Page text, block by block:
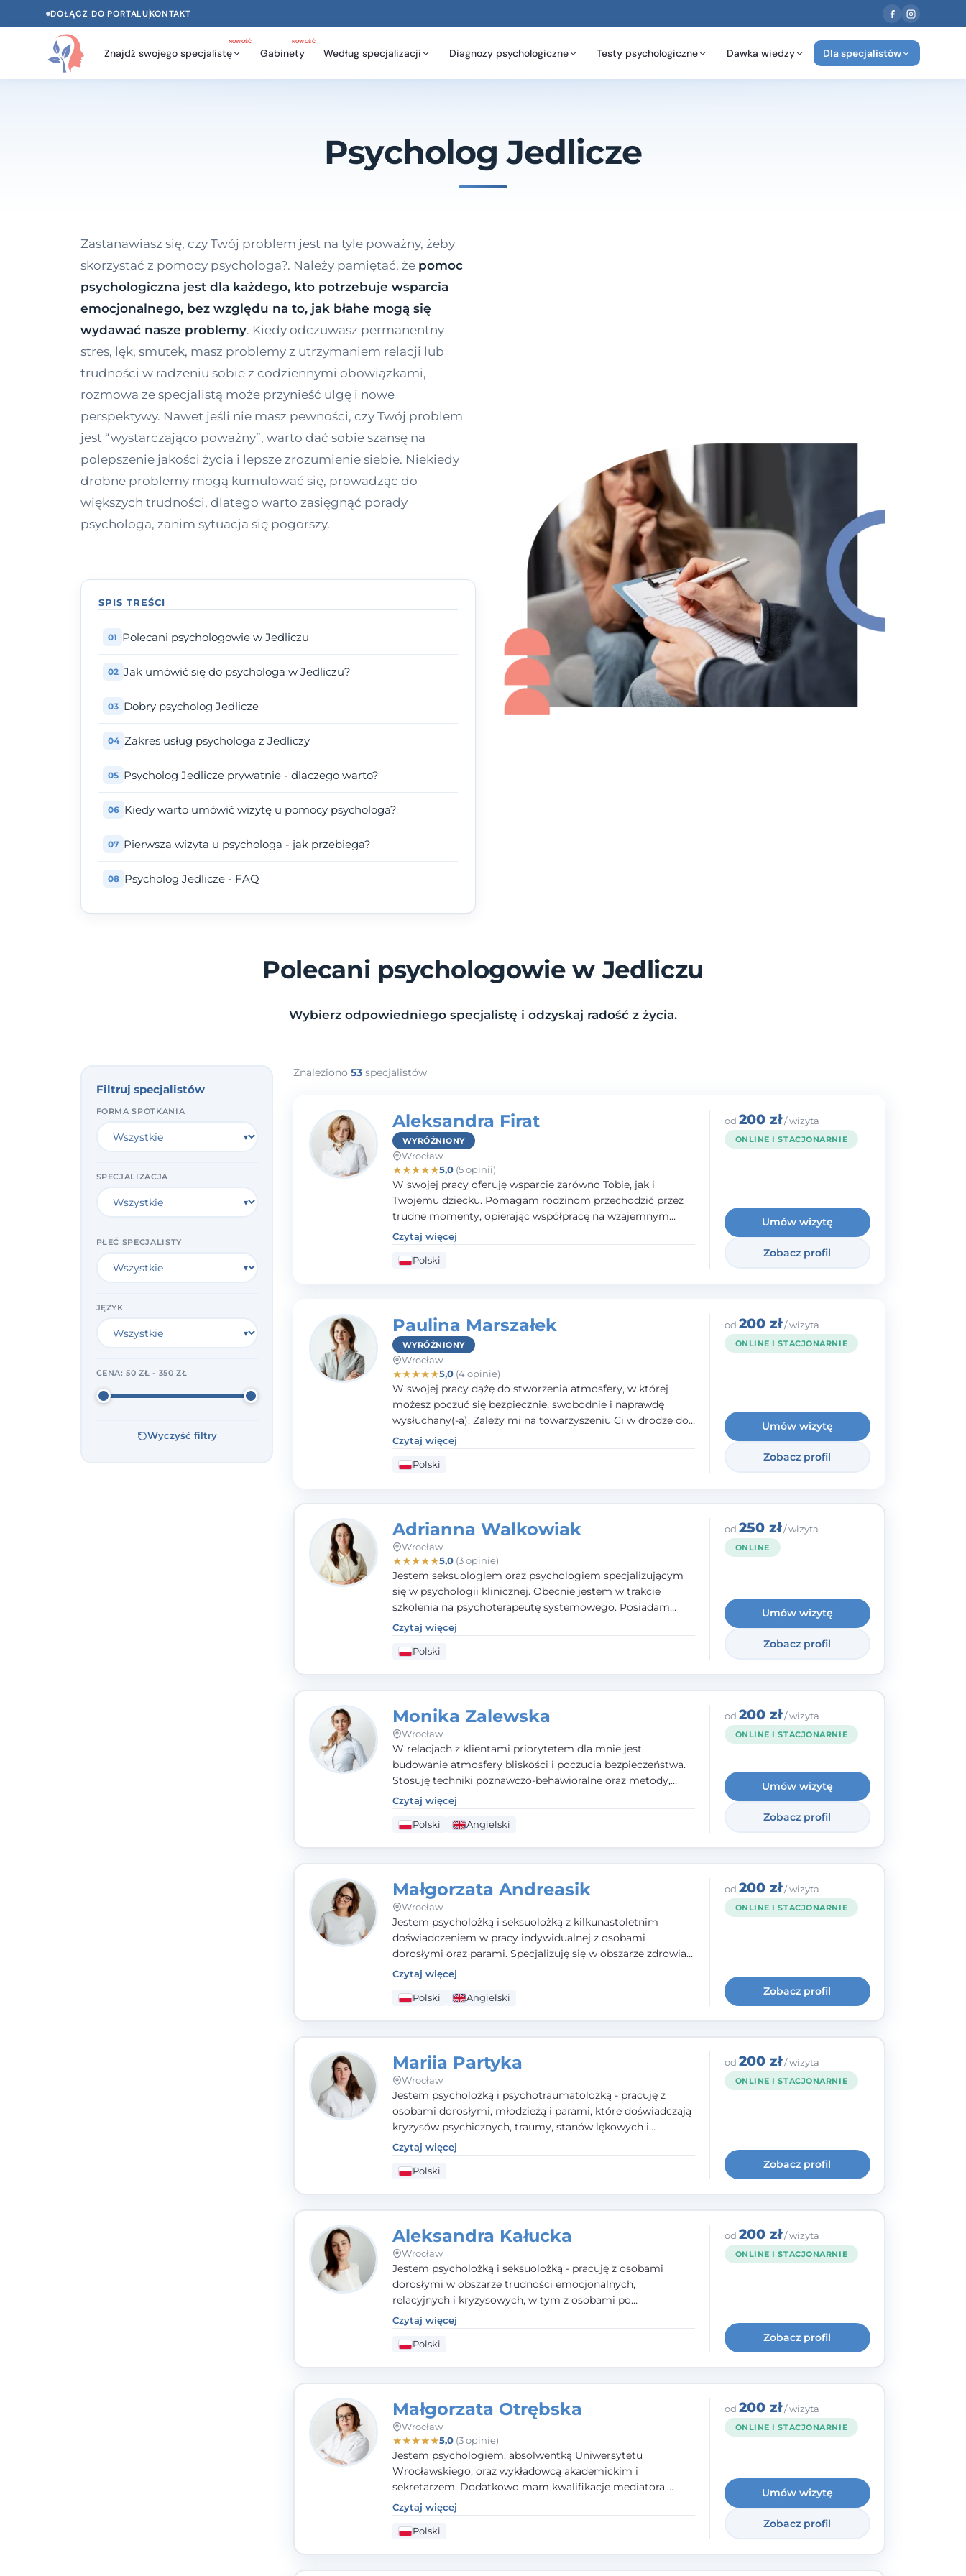
DOŁĄCZ DO PORTALUKONTAKT
Znajdź swojego specjalistę
NOWOŚĆ
Gabinety
NOWOŚĆ
Według specjalizacji Diagnozy psychologiczne Testy psychologiczne Dawka wiedzy Dla specjalistów
Psycholog Jedlicze
Zastanawiasz się, czy Twój problem jest na tyle poważny, żeby
skorzystać z pomocy psychologa?. Należy pamiętać, że pomoc
psychologiczna jest dla każdego, kto potrzebuje wsparcia
emocjonalnego, bez względu na to, jak błahe mogą się
wydawać nasze problemy. Kiedy odczuwasz permanentny
stres, lęk, smutek, masz problemy z utrzymaniem relacji lub
trudności w radzeniu sobie z codziennymi obowiązkami,
rozmowa ze specjalistą może przynieść ulgę i nowe
perspektywy. Nawet jeśli nie masz pewności, czy Twój problem
jest “wystarczająco poważny”, warto dać sobie szansę na
polepszenie jakości życia i lepsze zrozumienie siebie. Niekiedy
drobne problemy mogą kumulować się, prowadząc do
większych trudności, dlatego warto zasięgnąć porady
psychologa, zanim sytuacja się pogorszy.
SPIS TREŚCI
Polecani psychologowie w Jedliczu
Jak umówić się do psychologa w Jedliczu?
Dobry psycholog Jedlicze
Zakres usług psychologa z Jedliczy
Psycholog Jedlicze prywatnie - dlaczego warto?
Kiedy warto umówić wizytę u pomocy psychologa?
Pierwsza wizyta u psychologa - jak przebiega?
Psycholog Jedlicze - FAQ
Polecani psychologowie w Jedliczu
Wybierz odpowiedniego specjalistę i odzyskaj radość z życia.
Filtruj specjalistów
FORMA SPOTKANIA
SPECJALIZACJA
PŁEĆ SPECJALISTY
JĘZYK
CENA:50 ZŁ - 350 ZŁ
Wyczyść filtry
Znaleziono 53 specjalistów
Aleksandra Firat
WYRÓŻNIONY
Wrocław
★★★★★5,0(5 opinii)
W swojej pracy oferuję wsparcie zarówno Tobie, jak i
Twojemu dziecku. Pomagam rodzinom przechodzić przez
trudne momenty, opierając współpracę na wzajemnym
zaufaniu i otwartej komunikacji. Posiadam doświadczenie w
pracy z dziećmi i młodzieżą mierzącymi się z różnorodnymi
trudnościami emocjonalnymi oraz rozwojowymi.
Czytaj więcej
Polski
od 200 zł/ wizyta
ONLINE I STACJONARNIE
Umów wizytę
Zobacz profil
Paulina Marszałek
WYRÓŻNIONY
Wrocław
★★★★★5,0(4 opinie)
W swojej pracy dążę do stworzenia atmosfery, w której
możesz poczuć się bezpiecznie, swobodnie i naprawdę
wysłuchany(-a). Zależy mi na towarzyszeniu Ci w drodze do
większego dobrostanu, lepszego poznania siebie oraz
budowania wartościowych i satysfakcjonujących relacji -
zarówno z innymi, jak i z samym sobą. Możliwość bycia
Czytaj więcej
Polski
od 200 zł/ wizyta
ONLINE I STACJONARNIE
Umów wizytę
Zobacz profil
Adrianna Walkowiak
Wrocław
★★★★★5,0(3 opinie)
Jestem seksuologiem oraz psychologiem specjalizującym
się w psychologii klinicznej. Obecnie jestem w trakcie
szkolenia na psychoterapeutę systemowego. Posiadam
status członka nadzwyczajnego Wielkopolskiego
Towarzystwa Terapii Systemowej oraz należę do Polskiego
Towarzystwa Psychiatrycznego. W mojej pracy na
zasobach.
Czytaj więcej
Polski
od 250 zł/ wizyta
ONLINE
Umów wizytę
Zobacz profil
Monika Zalewska
Wrocław
W relacjach z klientami priorytetem dla mnie jest
budowanie atmosfery bliskości i poczucia bezpieczeństwa.
Stosuję techniki poznawczo-behawioralne oraz metody,
które koncentrują się na rozwiązaniach (TSR). Te polegają na
osiąganiu zamierzonych celów (doprowadzeniu do
rozwiązania trudnych sytuacji) poprzez identyfikowanie i
Czytaj więcej
Polski Angielski
od 200 zł/ wizyta
ONLINE I STACJONARNIE
Umów wizytę
Zobacz profil
Małgorzata Andreasik
Wrocław
Jestem psycholożką i seksuolożką z kilkunastoletnim
doświadczeniem w pracy indywidualnej z osobami
dorosłymi oraz parami. Specjalizuję się w obszarze zdrowia
seksualnego, żałoby, kryzysów życiowych i wypalenia
zawodowego. Pracuję w języku polskim i angielskim, w
podejściu humanistycznym, opartym na partnerstwie i
Czytaj więcej
Polski Angielski
od 200 zł/ wizyta
ONLINE I STACJONARNIE
Zobacz profil
Mariia Partyka
Wrocław
Jestem psycholożką i psychotraumatolożką - pracuję z
osobami dorosłymi, młodzieżą i parami, które doświadczają
kryzysów psychicznych, traumy, stanów lękowych i
trudności relacyjnych. W pracy kieruję się uważnością,
empatią i głębokim szacunkiem dla indywidualnej historii
każdego człowieka. Jestem w trakcie czteroletniej szkoły
Czytaj więcej
Polski
od 200 zł/ wizyta
ONLINE I STACJONARNIE
Zobacz profil
Aleksandra Kałucka
Wrocław
Jestem psycholożką i seksuolożką - pracuję z osobami
dorosłymi w obszarze trudności emocjonalnych,
relacyjnych i kryzysowych, w tym z osobami po
doświadczeniach przemocy. Ukończyłam psychologię
kliniczną oraz studia podyplomowe z interwencji kryzysowej
i seksuologii klinicznej na SWPS we Wrocławiu. W pracy
Czytaj więcej
Polski
od 200 zł/ wizyta
ONLINE I STACJONARNIE
Zobacz profil
Małgorzata Otrębska
Wrocław
★★★★★5,0(3 opinie)
Jestem psychologiem, absolwentką Uniwersytetu
Wrocławskiego, oraz wykładowcą akademickim i
sekretarzem. Dodatkowo mam kwalifikacje mediatora,
specjalizując się w sprawach rodzinnych, cywilnych oraz
karnych.
Czytaj więcej
Polski
od 200 zł/ wizyta
ONLINE I STACJONARNIE
Umów wizytę
Zobacz profil